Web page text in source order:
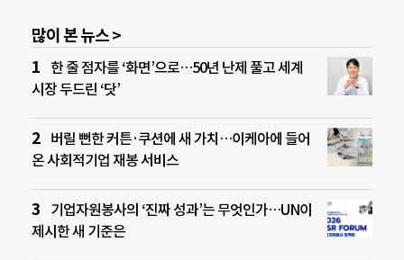
많이 본 뉴스 >
한 줄 점자를 ‘화면’으로…50년 난제 풀고 세계
시장 두드린 ‘닷’
버릴 뻔한 커튼·쿠션에 새 가치…이케아에 들어
온 사회적기업 재봉 서비스
기업자원봉사의 ‘진짜 성과’는 무엇인가…UN이
제시한 새 기준은